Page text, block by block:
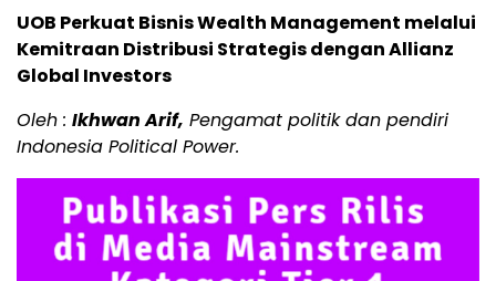
UOB Perkuat Bisnis Wealth Management melalui
Kemitraan Distribusi Strategis dengan Allianz
Global Investors
Oleh : Ikhwan Arif, Pengamat politik dan pendiri
Indonesia Political Power.